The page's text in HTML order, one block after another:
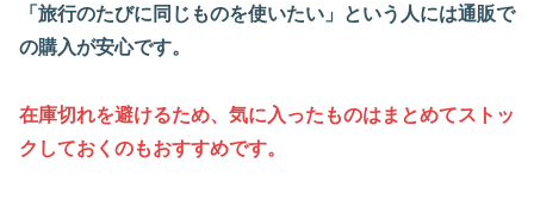
「旅行のたびに同じものを使いたい」という人には通販で
の購入が安心です。
在庫切れを避けるため、気に入ったものはまとめてストッ
クしておくのもおすすめです。